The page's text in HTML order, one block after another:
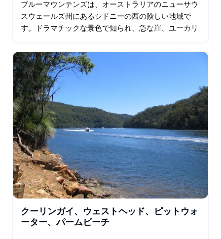
ブルーマウンテンズは、オーストラリアのニューサウ
スウェールズ州にあるシドニーの西の険しい地域で
す。ドラマチックな景色で知られ、急な崖、ユーカリ
る村があります。この地域の主要な町であるカトゥー
ンバは…
クーリンガイ、ウェストヘッド、ピットウォ
ーター、パームビーチ